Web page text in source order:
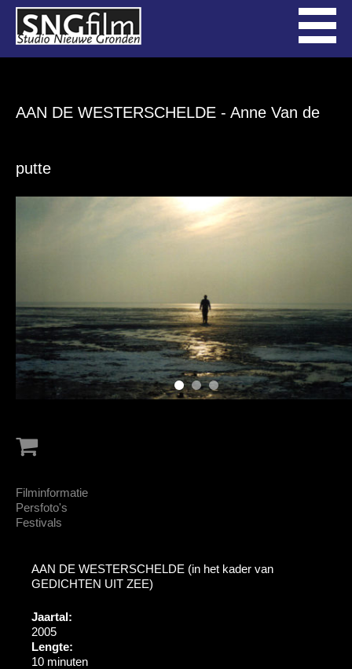
AAN DE WESTERSCHELDE - Anne Van de
putte
Filminformatie
Persfoto's
Festivals
AAN DE WESTERSCHELDE (in het kader van
GEDICHTEN UIT ZEE)
Jaartal:
2005
Lengte:
10 minuten